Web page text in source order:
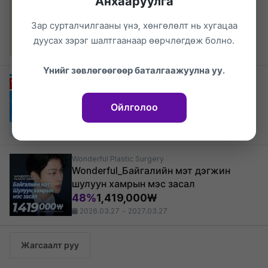
Wonderful_Зүсэлтгүй нүдний хэлбэр
засах
45%847,000₩
Wonderful Ботокс
39,000₩
2026.03.27 ~ 2027.03.27
Wonderful Plastic Surgery
Wonderful_Байгалийн мэт дэгжин
шулуун хамрын мэс засал
48%1,419,000₩
2026.03.27 ~ 2027.03.27
Жагсаалт руу
Зар сурталчилгааны үнэ, хөнгөлөлт нь хугацаа
дуусах зэрэг шалтгаанаар өөрчлөгдөж болно.
Үнийг зөвлөгөөгөөр баталгаажуулна уу.
Ойлголоо